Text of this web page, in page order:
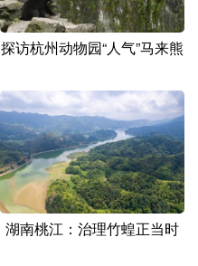
云南 西藏
黑龙江
Français عربى
探访杭州动物园“人气”马来熊
湖南桃江：治理竹蝗正当时